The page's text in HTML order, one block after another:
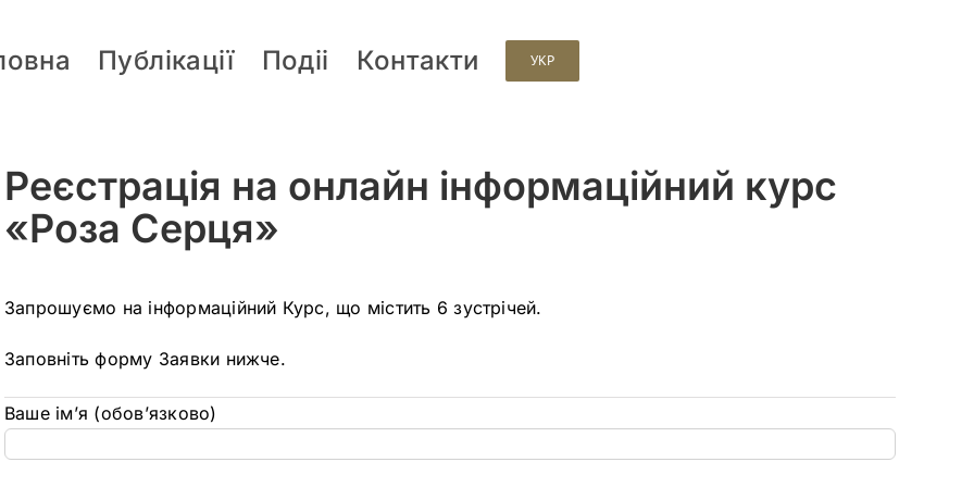
Публікації Подіі Контакти УКР
Реєстрація на онлайн інформаційний курс
«Роза Серця»
Запрошуємо на інформаційний Курс, що містить 6 зустрічей.
Заповніть форму Заявки нижче.
Ваше ім’я (обов’язково)